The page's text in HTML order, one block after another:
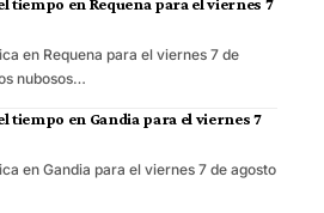
en Requena para el viernes 7 de
nubosos…
tiempo en Gandia para el viernes 7
en Gandia para el viernes 7 de agosto